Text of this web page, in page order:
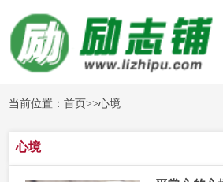
当前位置：首页>>心境
心境